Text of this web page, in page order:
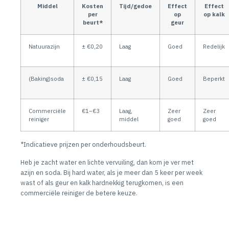
Middel
Kosten
per
beurt*
Tijd/gedoe
Effect
op
geur
Effect
op kalk
Natuurazijn ± €0,20 Laag Goed Redelijk
(Baking)soda ± €0,15 Laag Goed Beperkt
Commerciële
reiniger
€1–€3
Laag,
middel
Zeer
goed
Zeer
goed
*Indicatieve prijzen per onderhoudsbeurt.
Heb je zacht water en lichte vervuiling, dan kom je ver met
azijn en soda. Bij hard water, als je meer dan 5 keer per week
wast of als geur en kalk hardnekkig terugkomen, is een
commerciële reiniger de betere keuze.